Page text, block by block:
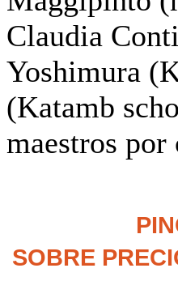
Claudia
Yoshimura
(Katamb
maestros
SOBRE